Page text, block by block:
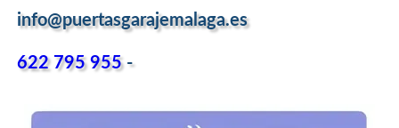
info@puertasgarajemalaga.es
622 795 955-